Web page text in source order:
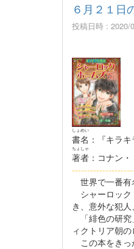
６月２１日
投稿日時 : 2020/
書名
しょめい
：『キラ
著者
ちょしゃ
：コナン
世界で一番有
シャーロック
き、意外な犯
「緋色の研究
ィクトリア朝
この本をきっ